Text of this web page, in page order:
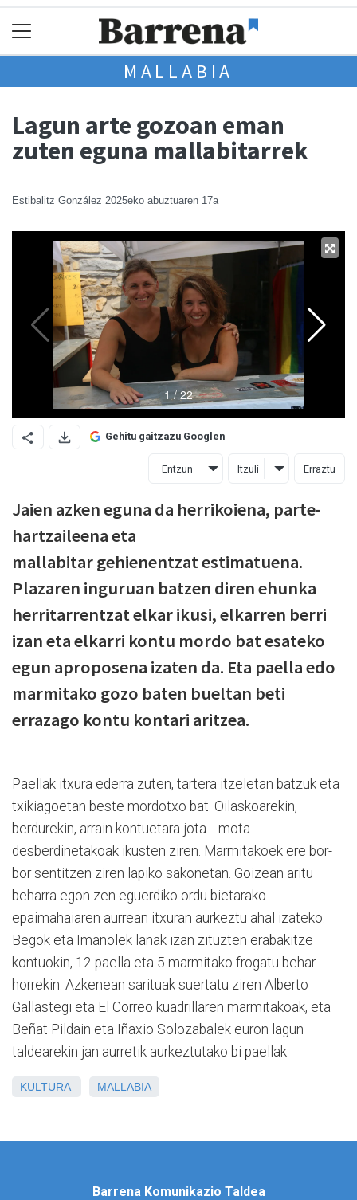
MALLABIA
Lagun arte gozoan eman
zuten eguna mallabitarrek
Estibalitz González 2025eko abuztuaren 17a
Gehitu gaitzazu Googlen
Entzun Itzuli Erraztu
Jaien azken eguna da herrikoiena, parte-
hartzaileena eta
mallabitar gehienentzat estimatuena.
Plazaren inguruan batzen diren ehunka
herritarrentzat elkar ikusi, elkarren berri
izan eta elkarri kontu mordo bat esateko
egun aproposena izaten da. Eta paella edo
marmitako gozo baten bueltan beti
errazago kontu kontari aritzea.
Paellak itxura ederra zuten, tartera itzeletan batzuk eta
txikiagoetan beste mordotxo bat. Oilaskoarekin,
berdurekin, arrain kontuetara jota… mota
desberdinetakoak ikusten ziren. Marmitakoek ere bor-
bor sentitzen ziren lapiko sakonetan. Goizean aritu
beharra egon zen eguerdiko ordu bietarako
epaimahaiaren aurrean itxuran aurkeztu ahal izateko.
Begok eta Imanolek lanak izan zituzten erabakitze
kontuokin, 12 paella eta 5 marmitako frogatu behar
horrekin. Azkenean sarituak suertatu ziren Alberto
Gallastegi eta El Correo kuadrillaren marmitakoak, eta
Beñat Pildain eta Iñaxio Solozabalek euron lagun
taldearekin jan aurretik aurkeztutako bi paellak.
KULTURA MALLABIA
Barrena Komunikazio Taldea